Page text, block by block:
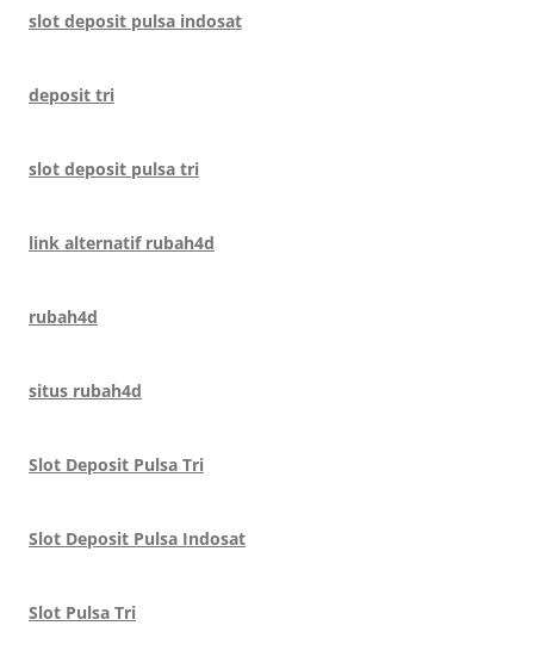
slot deposit pulsa indosat
deposit tri
slot deposit pulsa tri
link alternatif rubah4d
rubah4d
situs rubah4d
Slot Deposit Pulsa Tri
Slot Deposit Pulsa Indosat
Slot Pulsa Tri